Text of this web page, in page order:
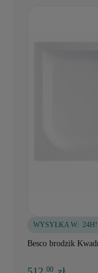
WYSYŁKA W: 24H!
Besco brodzik
00